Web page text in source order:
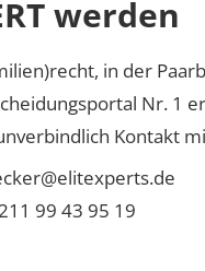
werden
in der
Nr. 1
Kontakt
99 43 95 19